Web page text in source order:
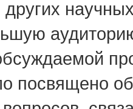
посвящено